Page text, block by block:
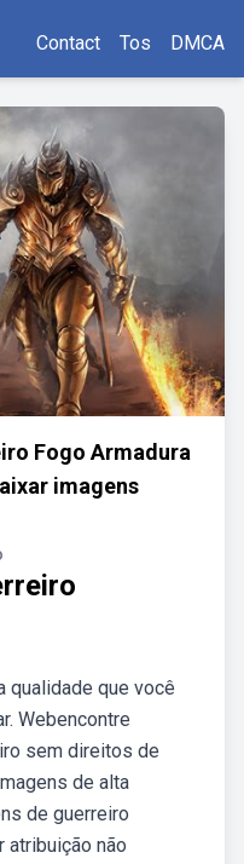
Contact Tos DMCA
Fogo Armadura
imagens
qualidade que você
Webencontre
sem direitos de
de alta
de guerreiro
não